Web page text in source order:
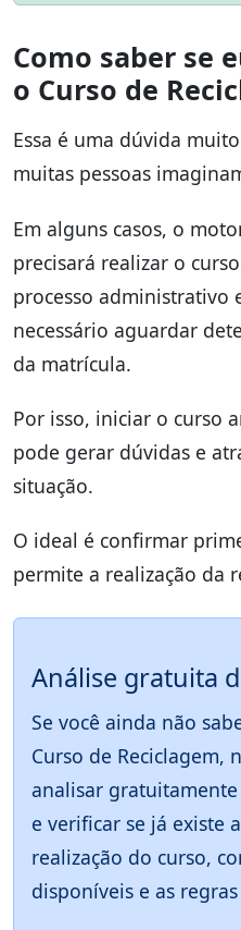
Como saber se
o Curso de
Essa é uma dúvida
muitas pessoas
Em alguns casos, o
precisará realizar o
processo administrativo
necessário aguardar
da matrícula.
Por isso, iniciar o curso
pode gerar dúvidas e
situação.
O ideal é confirmar
permite a realização da
Análise gratuita
Se você ainda não
Curso de Reciclagem,
analisar gratuitamente
e verificar se já existe
realização do curso,
disponíveis e as